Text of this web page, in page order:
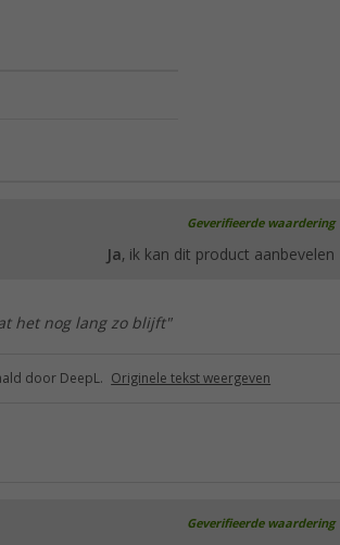
Geverifieerde waardering
Ja, ik kan dit product aanbevelen
het nog lang zo blijft"
door DeepL. Originele tekst weergeven
Geverifieerde waardering